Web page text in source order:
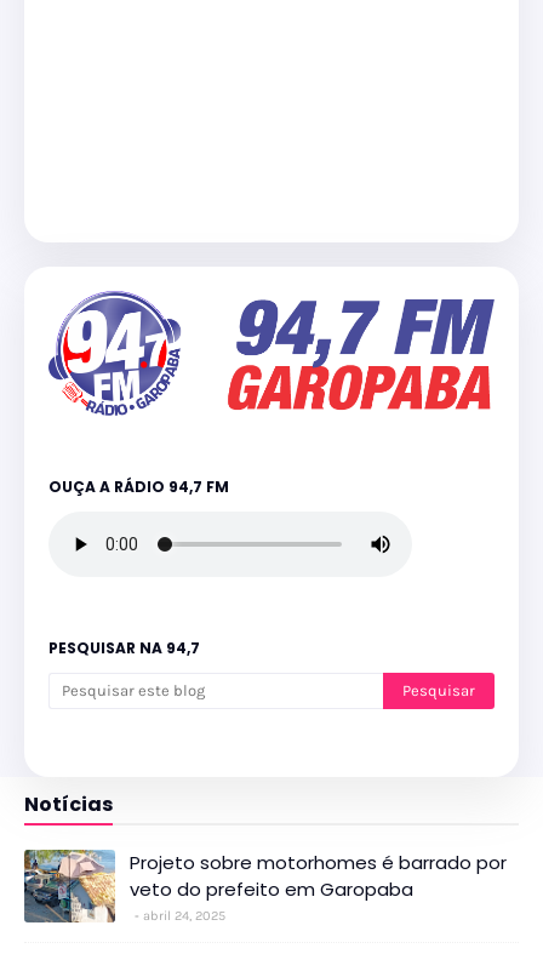
OUÇA A RÁDIO 94,7 FM
PESQUISAR NA 94,7
Notícias
Projeto sobre motorhomes é barrado por
veto do prefeito em Garopaba
abril 24, 2025